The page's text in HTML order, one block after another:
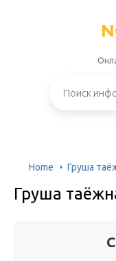
Home Груша
Груша